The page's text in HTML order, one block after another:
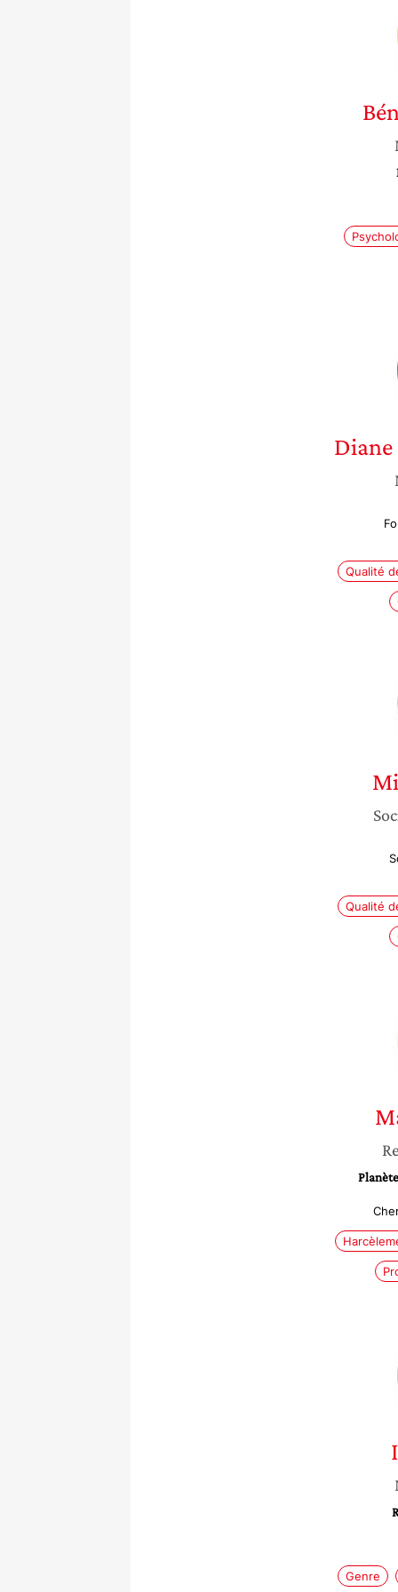
Diane
Qualité
Qualité
Genre